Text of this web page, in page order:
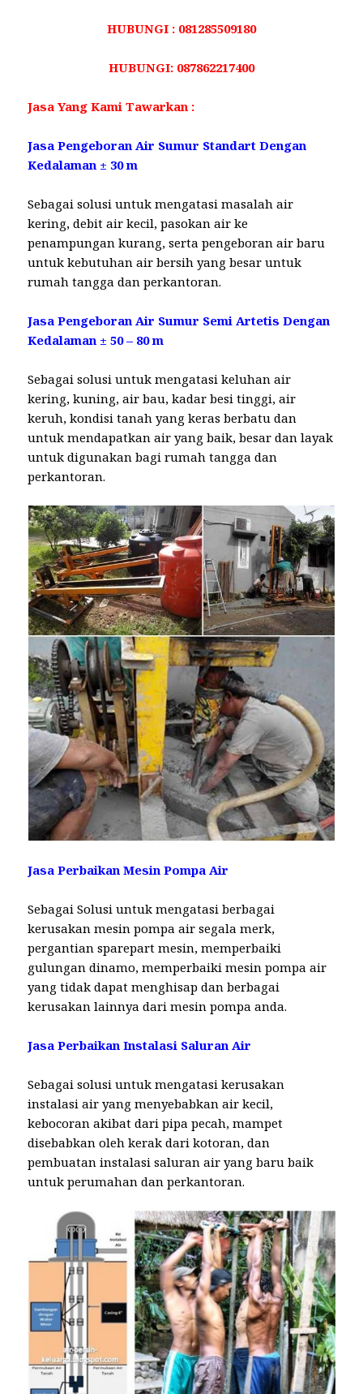
HUBUNGI : 081285509180
HUBUNGI: 087862217400
Jasa Yang Kami Tawarkan :
Jasa Pengeboran Air Sumur Standart Dengan
Kedalaman ± 30 m
Sebagai solusi untuk mengatasi masalah air
kering, debit air kecil, pasokan air ke
penampungan kurang, serta pengeboran air baru
untuk kebutuhan air bersih yang besar untuk
rumah tangga dan perkantoran.
Jasa Pengeboran Air Sumur Semi Artetis Dengan
Kedalaman ± 50 – 80 m
Sebagai solusi untuk mengatasi keluhan air
kering, kuning, air bau, kadar besi tinggi, air
keruh, kondisi tanah yang keras berbatu dan
untuk mendapatkan air yang baik, besar dan layak
untuk digunakan bagi rumah tangga dan
perkantoran.
Jasa Perbaikan Mesin Pompa Air
Sebagai Solusi untuk mengatasi berbagai
kerusakan mesin pompa air segala merk,
pergantian sparepart mesin, memperbaiki
gulungan dinamo, memperbaiki mesin pompa air
yang tidak dapat menghisap dan berbagai
kerusakan lainnya dari mesin pompa anda.
Jasa Perbaikan Instalasi Saluran Air
Sebagai solusi untuk mengatasi kerusakan
instalasi air yang menyebabkan air kecil,
kebocoran akibat dari pipa pecah, mampet
disebabkan oleh kerak dari kotoran, dan
pembuatan instalasi saluran air yang baru baik
untuk perumahan dan perkantoran.